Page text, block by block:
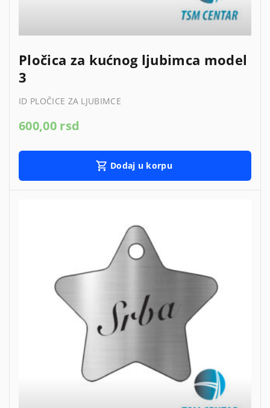
Pločica za kućnog ljubimca model
3
ID PLOČICE ZA LJUBIMCE
600,00 rsd
Dodaj u korpu